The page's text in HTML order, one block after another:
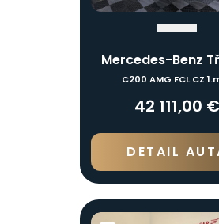
Mercedes-Benz
C200 AMG FCL CZ
42 111,00 €
DETAIL